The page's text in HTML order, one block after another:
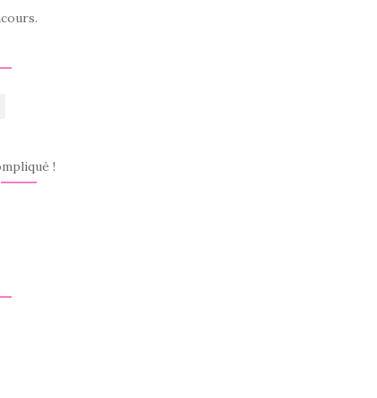
!